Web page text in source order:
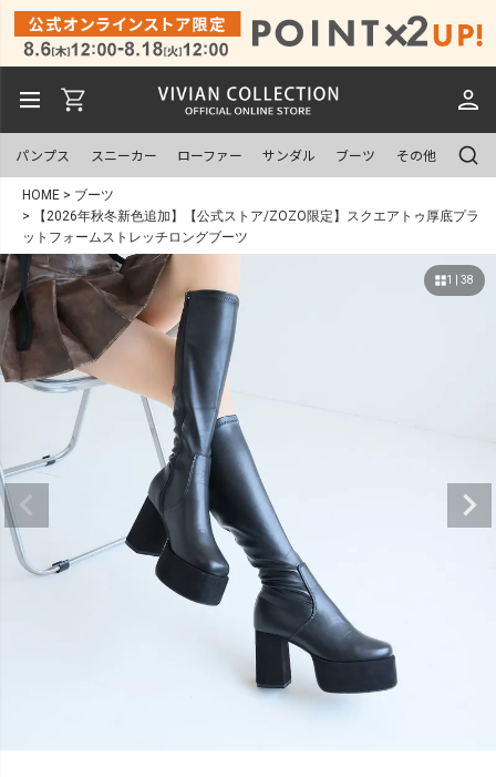
パンプス スニーカー ローファー サンダル ブーツ その他
HOME
ブーツ
【2026年秋冬新色追加】【公式ストア/ZOZO限定】スクエアトゥ厚底プラ
ットフォームストレッチロングブーツ
1 | 38